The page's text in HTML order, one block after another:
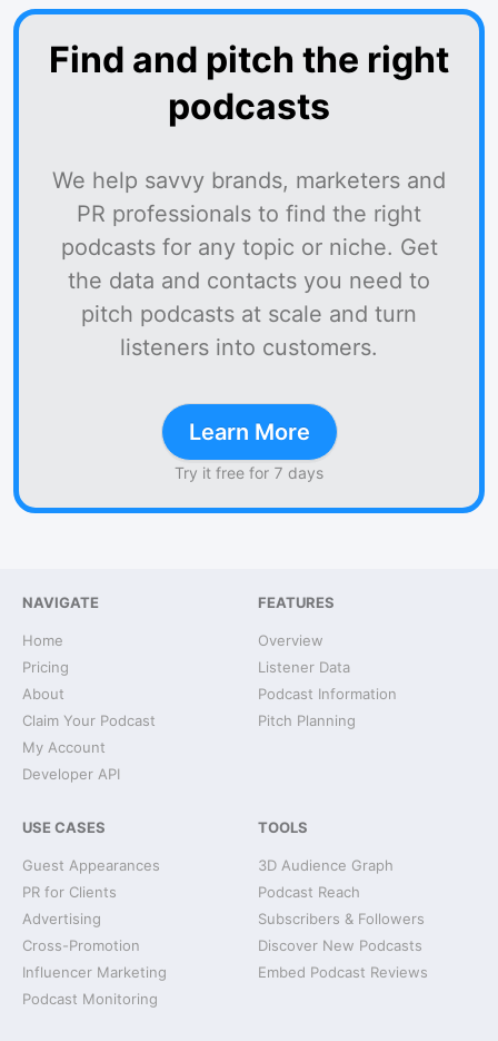
Find and pitch the right
podcasts
We help savvy brands, marketers and
PR professionals to find the right
podcasts for any topic or niche. Get
the data and contacts you need to
pitch podcasts at scale and turn
listeners into customers.
Learn More
Try it free for 7 days
NAVIGATE
Home
Pricing
About
Claim Your Podcast
My Account
Developer API
FEATURES
Overview
Listener Data
Podcast Information
Pitch Planning
USE CASES
Guest Appearances
PR for Clients
Advertising
Cross-Promotion
Influencer Marketing
Podcast Monitoring
TOOLS
3D Audience Graph
Podcast Reach
Subscribers & Followers
Discover New Podcasts
Embed Podcast Reviews